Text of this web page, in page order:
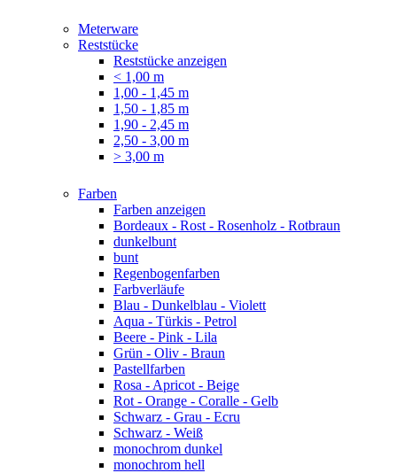
Meterware
Reststücke
Reststücke anzeigen
< 1,00 m
1,00 - 1,45 m
1,50 - 1,85 m
1,90 - 2,45 m
2,50 - 3,00 m
> 3,00 m
Farben
Farben anzeigen
Bordeaux - Rost - Rosenholz - Rotbraun
dunkelbunt
bunt
Regenbogenfarben
Farbverläufe
Blau - Dunkelblau - Violett
Aqua - Türkis - Petrol
Beere - Pink - Lila
Grün - Oliv - Braun
Pastellfarben
Rosa - Apricot - Beige
Rot - Orange - Coralle - Gelb
Schwarz - Grau - Ecru
Schwarz - Weiß
monochrom dunkel
monochrom hell